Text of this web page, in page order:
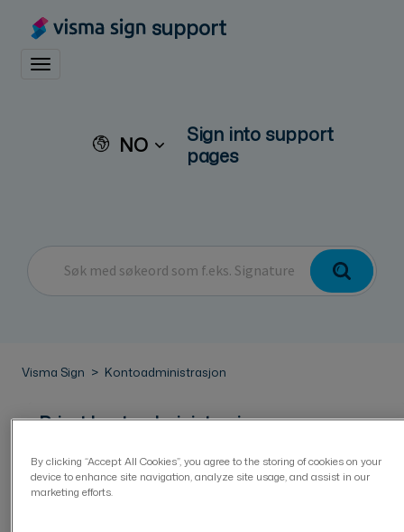
support
Toggle navigation
NO
Sign into support
pages
Visma Sign Kontoadministrasjon
Privat kontoadministrasjon
Administrasjon av bedriftskontoer
Tofaktorautentisering (2FA)
By clicking “Accept All Cookies”, you agree to the storing of cookies on your
device to enhance site navigation, analyze site usage, and assist in our
marketing efforts.